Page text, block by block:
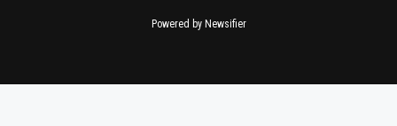
Powered by Newsifier